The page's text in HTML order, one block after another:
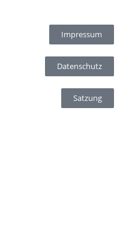
Impressum
Datenschutz
Satzung